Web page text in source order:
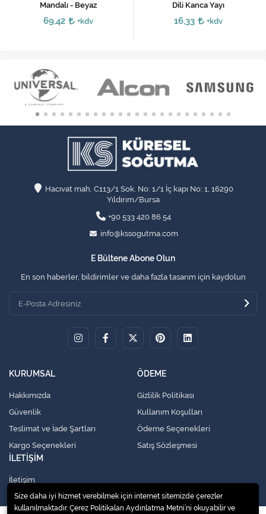
Mandalı - Beyaz
69,42 +kdv
Dili Kanca Yayı
16,33 +kdv
Hacıvat mah. C113/1 Sok. No: 1/1 İç kapı No: 1, 16290
Yıldırım/Bursa
+90 533 420 86 54
info@kssogutma.com
E Bültene Abone Olun
En son haberler, bildirimler ve daha fazla tasarım için kaydolun
KURUMSAL
Hakkımızda
Güvenlik
Teslimat ve İade Şartları
Kargo Seçenekleri
ÖDEME
Gizlilik Politikası
Kullanım Koşulları
Ödeme Seçenekleri
Satış Sözleşmesi
İLETİŞİM
İletişim
Size daha iyi hizmet verebilmek için internet sitemizde çerezler
kullanılmaktadır. Çerez Politikaları Aydınlatma Metni’ni okuyabilir ve